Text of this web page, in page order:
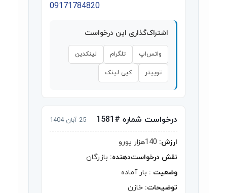
09171784820
اشتراک‌گذاری این درخواست
واتس‌اپ تلگرام لینکدین
توییتر کپی لینک
درخواست شماره #1581 25 آبان 1404
ارزش:
نقش درخواست‌دهنده: بازرگان
وضعیت : بار آماده
توضیحات: خازن